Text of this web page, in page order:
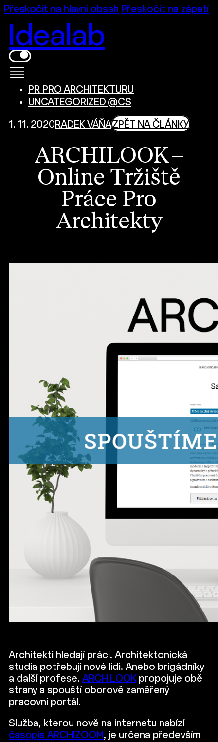
Přeskočit na hlavní obsah Přeskočit na zápatí
Idealab
PR PRO ARCHITEKTURU
UNCATEGORIZED @CS
1. 11. 2020 RADEK VÁŇAZPĚT NA ČLÁNKY
ARCHILOOK –
Online Tržiště
Práce Pro
Architekty
Architekti hledají práci. Architektonická
studia potřebují nové lidi. Anebo brigádníky
a další profese. ARCHILOOKpropojuje obě
strany a spouští oborově zaměřený
pracovní portál.
Služba, kterou nově na internetu nabízí
časopis ARCHIZOOM , je určena především